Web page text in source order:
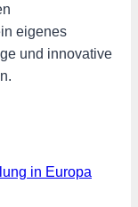
eigenes
und innovative
in Europa